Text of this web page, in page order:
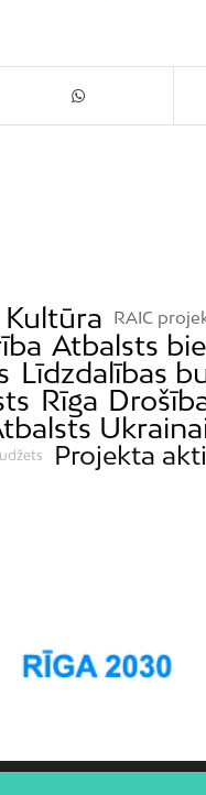
Kultūra RAIC
Atbalsts
Līdzdalības
Rīga
Projekta